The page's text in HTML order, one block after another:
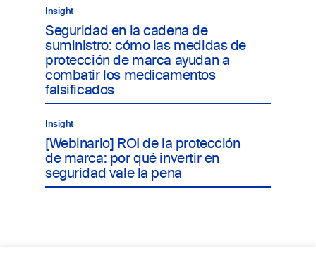
Insight
Seguridad en la cadena de
suministro: cómo las medidas de
protección de marca ayudan a
combatir los medicamentos
falsificados
Insight
[Webinario] ROI de la protección
de marca: por qué invertir en
seguridad vale la pena